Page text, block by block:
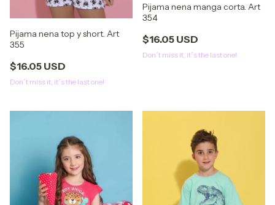
Pijama nena top y short. Art
355
$16.05 USD
Don´t miss it, it´s the last one!
Pijama nena manga corta. Art
354
$16.05 USD
Don´t miss it, it´s the last one!